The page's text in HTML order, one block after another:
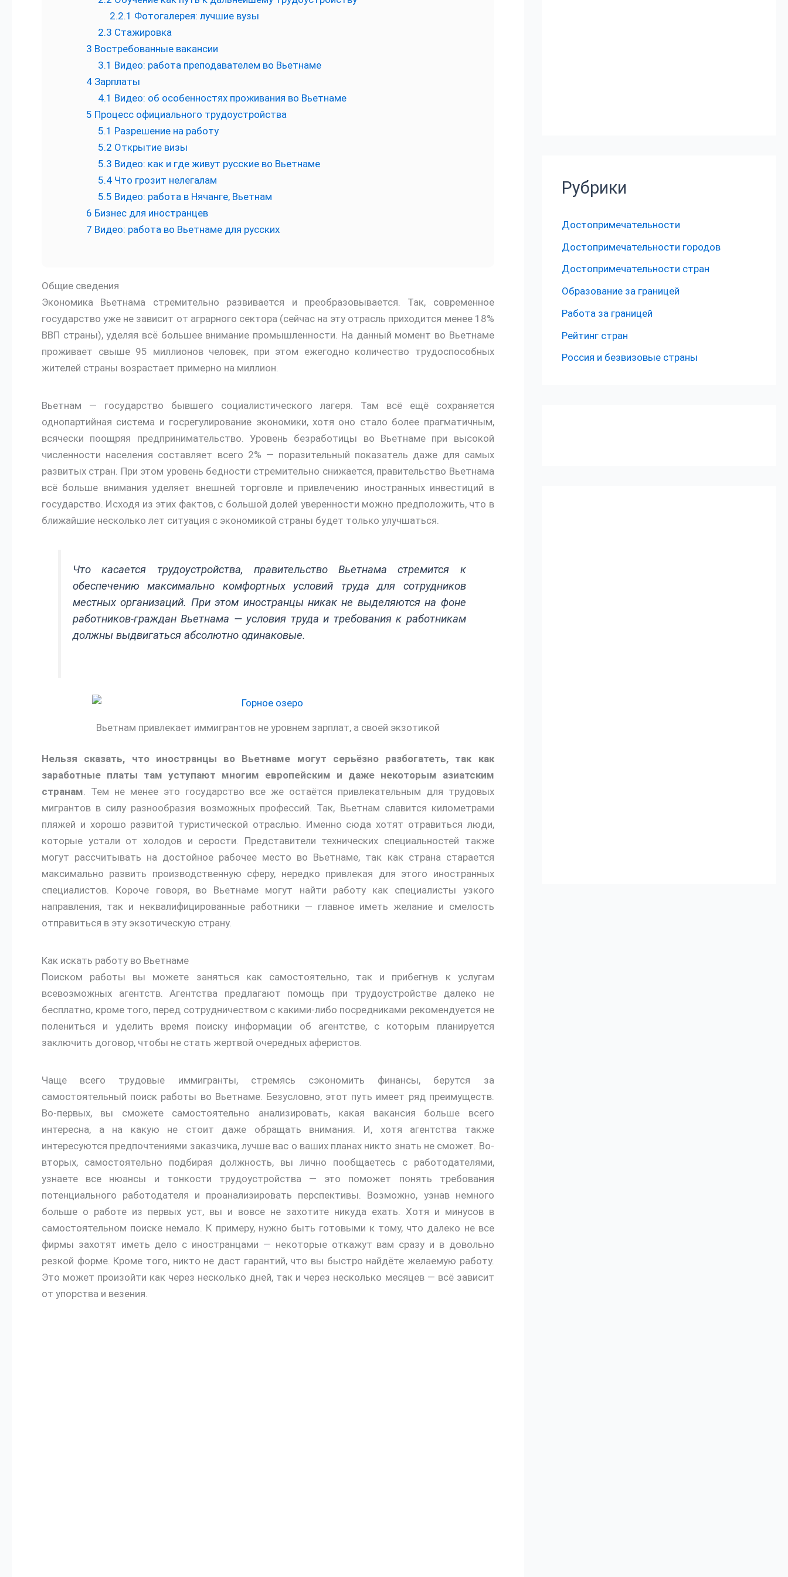
2.2.1 Фотогалерея: лучшие вузы
2.3 Стажировка
3 Востребованные вакансии
3.1 Видео: работа преподавателем во Вьетнаме
4 Зарплаты
4.1 Видео: об особенностях проживания во Вьетнаме
5 Процесс официального трудоустройства
5.1 Разрешение на работу
5.2 Открытие визы
5.3 Видео: как и где живут русские во Вьетнаме
5.4 Что грозит нелегалам
5.5 Видео: работа в Нячанге, Вьетнам
6 Бизнес для иностранцев
7 Видео: работа во Вьетнаме для русских
Общие сведения
Экономика Вьетнама стремительно развивается и преобразовывается. Так, современное
государство уже не зависит от аграрного сектора (сейчас на эту отрасль приходится менее 18%
ВВП страны), уделяя всё большее внимание промышленности. На данный момент во Вьетнаме
проживает свыше 95 миллионов человек, при этом ежегодно количество трудоспособных
жителей страны возрастает примерно на миллион.
Вьетнам — государство бывшего социалистического лагеря. Там всё ещё сохраняется
однопартийная система и госрегулирование экономики, хотя оно стало более прагматичным,
всячески поощряя предпринимательство. Уровень безработицы во Вьетнаме при высокой
численности населения составляет всего 2% — поразительный показатель даже для самых
развитых стран. При этом уровень бедности стремительно снижается, правительство Вьетнама
всё больше внимания уделяет внешней торговле и привлечению иностранных инвестиций в
государство. Исходя из этих фактов, с большой долей уверенности можно предположить, что в
ближайшие несколько лет ситуация с экономикой страны будет только улучшаться.
Что касается трудоустройства, правительство Вьетнама стремится к
обеспечению максимально комфортных условий труда для сотрудников
местных организаций. При этом иностранцы никак не выделяются на фоне
работников-граждан Вьетнама — условия труда и требования к работникам
должны выдвигаться абсолютно одинаковые.
Вьетнам привлекает иммигрантов не уровнем зарплат, а своей экзотикой
Нельзя сказать, что иностранцы во Вьетнаме могут серьёзно разбогатеть, так как
заработные платы там уступают многим европейским и даже некоторым азиатским
странам. Тем не менее это государство все же остаётся привлекательным для трудовых
мигрантов в силу разнообразия возможных профессий. Так, Вьетнам славится километрами
пляжей и хорошо развитой туристической отраслью. Именно сюда хотят отравиться люди,
которые устали от холодов и серости. Представители технических специальностей также
могут рассчитывать на достойное рабочее место во Вьетнаме, так как страна старается
максимально развить производственную сферу, нередко привлекая для этого иностранных
специалистов. Короче говоря, во Вьетнаме могут найти работу как специалисты узкого
направления, так и неквалифицированные работники — главное иметь желание и смелость
отправиться в эту экзотическую страну.
Как искать работу во Вьетнаме
Поиском работы вы можете заняться как самостоятельно, так и прибегнув к услугам
всевозможных агентств. Агентства предлагают помощь при трудоустройстве далеко не
бесплатно, кроме того, перед сотрудничеством с какими-либо посредниками рекомендуется не
полениться и уделить время поиску информации об агентстве, с которым планируется
заключить договор, чтобы не стать жертвой очередных аферистов.
Чаще всего трудовые иммигранты, стремясь сэкономить финансы, берутся за
самостоятельный поиск работы во Вьетнаме. Безусловно, этот путь имеет ряд преимуществ.
Во-первых, вы сможете самостоятельно анализировать, какая вакансия больше всего
интересна, а на какую не стоит даже обращать внимания. И, хотя агентства также
интересуются предпочтениями заказчика, лучше вас о ваших планах никто знать не сможет. Во-
вторых, самостоятельно подбирая должность, вы лично пообщаетесь с работодателями,
узнаете все нюансы и тонкости трудоустройства — это поможет понять требования
потенциального работодателя и проанализировать перспективы. Возможно, узнав немного
больше о работе из первых уст, вы и вовсе не захотите никуда ехать. Хотя и минусов в
самостоятельном поиске немало. К примеру, нужно быть готовыми к тому, что далеко не все
фирмы захотят иметь дело с иностранцами — некоторые откажут вам сразу и в довольно
резкой форме. Кроме того, никто не даст гарантий, что вы быстро найдёте желаемую работу.
Это может произойти как через несколько дней, так и через несколько месяцев — всё зависит
от упорства и везения.
Рубрики
Достопримечательности
Достопримечательности городов
Достопримечательности стран
Образование за границей
Работа за границей
Рейтинг стран
Россия и безвизовые страны